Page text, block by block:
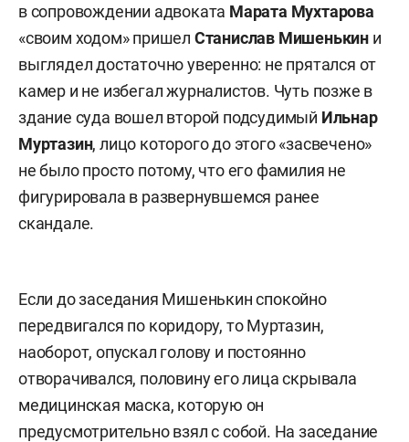
в сопровождении адвоката Марата Мухтарова
«своим ходом» пришел Станислав Мишенькин и
выглядел достаточно уверенно: не прятался от
камер и не избегал журналистов. Чуть позже в
здание суда вошел второй подсудимый Ильнар
Муртазин, лицо которого до этого «засвечено»
не было просто потому, что его фамилия не
фигурировала в развернувшемся ранее
скандале.
Если до заседания Мишенькин спокойно
передвигался по коридору, то Муртазин,
наоборот, опускал голову и постоянно
отворачивался, половину его лица скрывала
медицинская маска, которую он
предусмотрительно взял с собой. На заседание